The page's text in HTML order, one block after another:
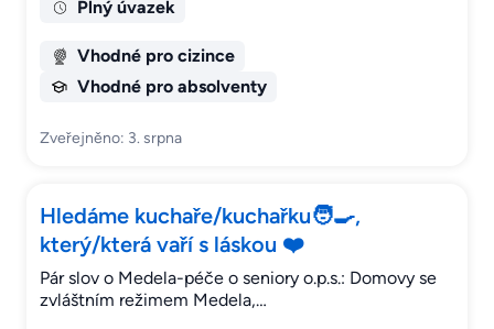
Plný úvazek
Vhodné pro cizince
Vhodné pro absolventy
Zveřejněno: 3. srpna
Hledáme kuchaře/kuchařku🧑‍🍳,
který/která vaří s láskou ❤️
Pár slov o Medela-péče o seniory o.p.s.: Domovy se
zvláštním režimem Medela,…